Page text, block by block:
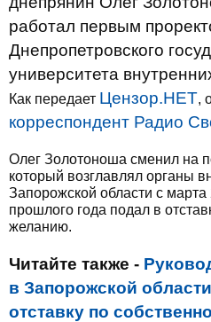
работал первым
Днепропетровского
университета
Как передает Цензор.НЕТ,
корреспондент Радио
Олег Золотоноша сменил на
который возглавлял органы
Запорожской области с марта
прошлого года подал в
желанию.
Читайте также -
в Запорожской
отставку по